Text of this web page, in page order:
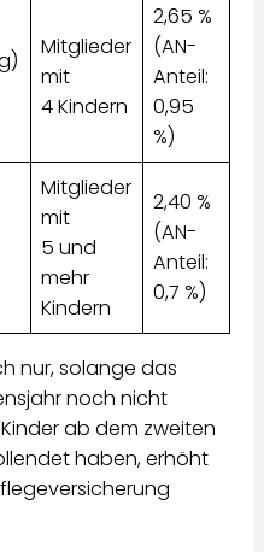
Mitglieder
mit
4 Kindern
2,65 %
(AN-
Anteil:
0,95
%)
Mitglieder
mit
5 und
mehr
Kindern
2,40 %
(AN-
Anteil:
0,7 %)
nur, solange das
noch nicht
ab dem zweiten
haben, erhöht